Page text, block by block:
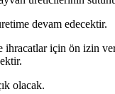
devam edecektir.
için ön izin
olacak.